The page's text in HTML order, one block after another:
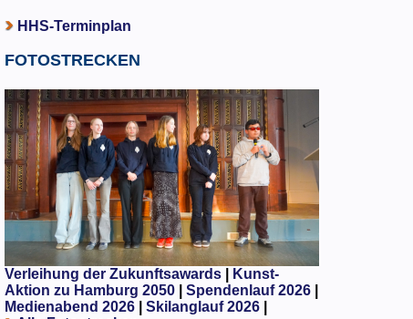
HHS-Terminplan
FOTOSTRECKEN
Verleihung der Zukunftsawards|
Kunst-
Aktion zu Hamburg 2050
Spendenlauf 2026|
Medienabend 2026| Skilanglauf 2026|